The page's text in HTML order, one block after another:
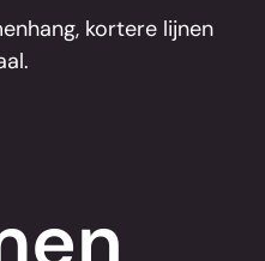
kortere lijnen